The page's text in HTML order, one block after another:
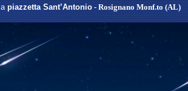
lapiazzetta Sant’Antonio - Rosignano Monf.to (AL)